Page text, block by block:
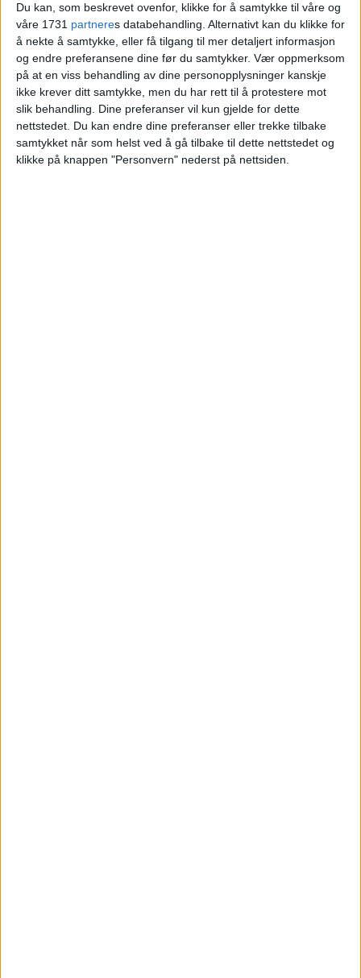
Du kan, som beskrevet ovenfor, klikke for å samtykke til våre og
våre 1731 partneres databehandling. Alternativt kan du klikke for
å nekte å samtykke, eller få tilgang til mer detaljert informasjon
og endre preferansene dine før du samtykker. Vær oppmerksom
på at en viss behandling av dine personopplysninger kanskje
ikke krever ditt samtykke, men du har rett til å protestere mot
slik behandling. Dine preferanser vil kun gjelde for dette
nettstedet. Du kan endre dine preferanser eller trekke tilbake
samtykket når som helst ved å gå tilbake til dette nettstedet og
klikke på knappen "Personvern" nederst på nettsiden.
observasjoner og opplysninger som kan bidra til
dette, er viktig for politiet, sier Grete Lien Metlid.
Foto: Terje Pedersen / NTB scanpix
Via sosiale medier har venner av avdøde
startet innsamling av penger til den drepte